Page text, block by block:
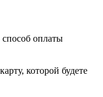
оплаты
которой будете